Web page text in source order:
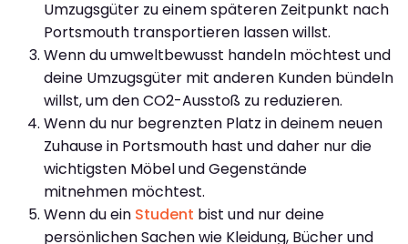
Umzugsgüter zu einem späteren Zeitpunkt nach
Portsmouth transportieren lassen willst.
Wenn du umweltbewusst handeln möchtest und
deine Umzugsgüter mit anderen Kunden bündeln
willst, um den CO2-Ausstoß zu reduzieren.
Wenn du nur begrenzten Platz in deinem neuen
Zuhause in Portsmouth hast und daher nur die
wichtigsten Möbel und Gegenstände
mitnehmen möchtest.
Wenn du ein Student bist und nur deine
persönlichen Sachen wie Kleidung, Bücher und